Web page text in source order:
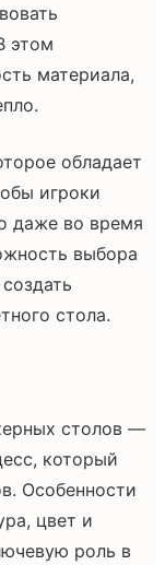
этом
материала,
обладает
игроки
даже во время
выбора
стола.
столов —
который
Особенности
цвет и
роль в